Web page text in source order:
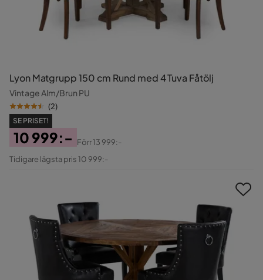
Lyon Matgrupp 150 cm Rund med 4 Tuva Fåtölj
Vintage Alm/Brun PU
(2)
SE PRISET!
Pris
10 999:-
Original
Förr13 999:-
Tidigare lägsta pris 10 999:-